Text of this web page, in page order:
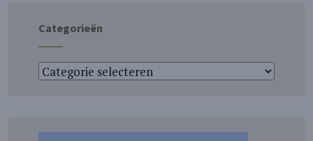
Categorieën
Categorieën